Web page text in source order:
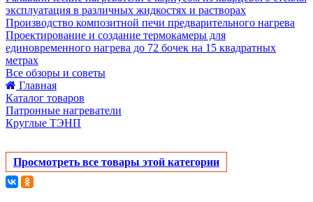
эксплуатация в различных жидкостях и растворах
Производство композитной печи предварительного нагрева
Проектирование и создание термокамеры для
единовременного нагрева до 72 бочек на 15 квадратных
метрах
Все обзоры и советы
Главная
Каталог товаров
Патронные нагреватели
Круглые ТЭНП
Просмотреть все товары этой категории